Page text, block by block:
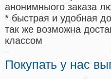
анонимныого заказа
* быстрая и удобная
так же возможна
классом
Покупать у нас